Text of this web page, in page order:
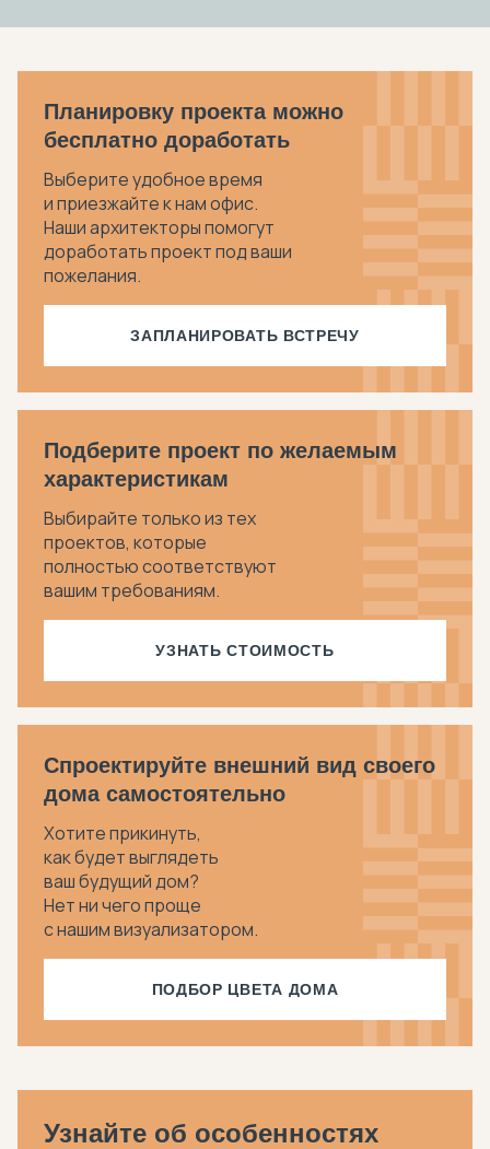
Планировку проекта можно
бесплатно доработать
Выберите удобное время
и приезжайте к нам офис.
Наши архитекторы помогут
доработать проект под ваши
пожелания.
ЗАПЛАНИРОВАТЬ ВСТРЕЧУ
Подберите проект по желаемым
характеристикам
Выбирайте только из тех
проектов, которые
полностью соответствуют
вашим требованиям.
УЗНАТЬ СТОИМОСТЬ
Спроектируйте внешний вид своего
дома самостоятельно
Хотите прикинуть,
как будет выглядеть
ваш будущий дом?
Нет ни чего проще
с нашим визуализатором.
ПОДБОР ЦВЕТА ДОМА
Узнайте об особенностях